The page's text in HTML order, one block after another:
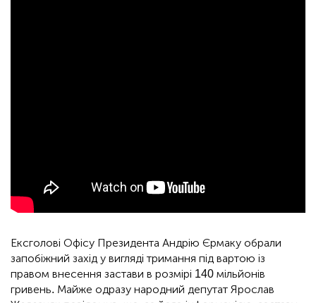
Ексголові Офісу Президента Андрію Єрмаку обрали
запобіжний захід у вигляді тримання під вартою із
правом внесення застави в розмірі 140 мільйонів
гривень. Майже одразу народний депутат Ярослав